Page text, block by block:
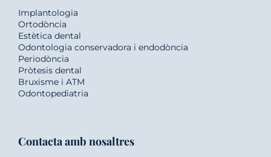
Implantologia
Ortodòncia
Estètica dental
Odontologia conservadora i endodòncia
Periodòncia
Pròtesis dental
Bruxisme i ATM
Odontopediatria
Contacta amb nosaltres